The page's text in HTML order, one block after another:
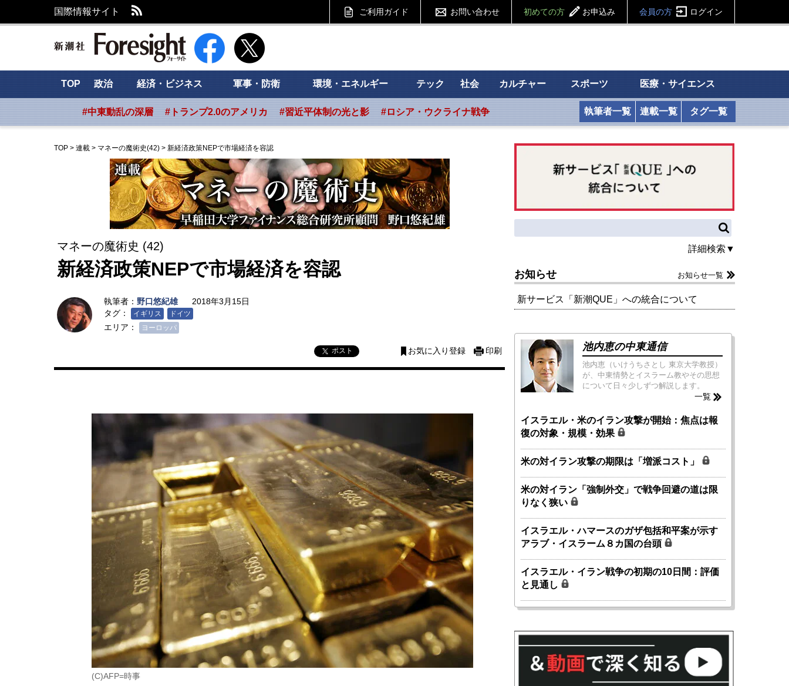
国際情報サイト ご利用ガイド お問い合わせ 初めての方 お申込み 会員の方 ログイン
新潮社 Foresight フォーサイト
TOP 政治 経済・ビジネス 軍事・防衛 環境・エネルギー テック 社会 カルチャー スポーツ 医療・サイエンス
#中東動乱の深層 #トランプ2.0のアメリカ #習近平体制の光と影 #ロシア・ウクライナ戦争 執筆者一覧 連載一覧 タグ一覧
TOP > 連載 > マネーの魔術史(42) > 新経済政策NEPで市場経済を容認
マネーの魔術史 (42)
新経済政策NEPで市場経済を容認
執筆者： 野口悠紀雄
2018年3月15日
タグ：
イギリス ドイツ
エリア： ヨーロッパ
ポスト お気に入り登録 印刷
(C)AFP=時事
詳細検索▼
お知らせ お知らせ一覧
新サービス「新潮QUE」への統合について
池内恵の中東通信
池内恵（いけうちさとし 東京大学教授）
が、中東情勢とイスラーム教やその思想
について日々少しずつ解説します。
一覧
イスラエル・米のイラン攻撃が開始：焦点は報
復の対象・規模・効果
米の対イラン攻撃の期限は「増派コスト」
米の対イラン「強制外交」で戦争回避の道は限
りなく狭い
イスラエル・ハマースのガザ包括和平案が示す
アラブ・イスラーム８カ国の台頭
イスラエル・イラン戦争の初期の10日間：評価
と見通し